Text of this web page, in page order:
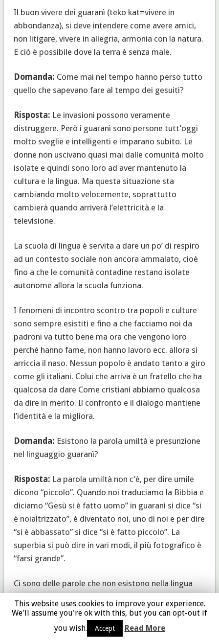
Il buon vivere dei guaranì (teko kat=vivere in
abbondanza), si deve intendere come avere amici,
non litigare, vivere in allegria, armonia con la natura.
E ciò è possibile dove la terra è senza male.
Domanda: Come mai nel tempo hanno perso tutto
quello che sapevano fare al tempo dei gesuiti?
Risposta: Le invasioni possono veramente
distruggere. Però i guaranì sono persone tutt’oggi
molto sveglie e intelligenti e imparano subito. Le
donne non uscivano quasi mai dalle comunità molto
isolate e quindi sono loro ad aver mantenuto la
cultura e la lingua. Ma questa situazione sta
cambiando molto velocemente, soprattutto
cambierà quando arriverà l’elettricità e la
televisione.
La scuola di lingua è servita a dare un po’ di respiro
ad un contesto sociale non ancora ammalato, cioè
fino a che le comunità contadine restano isolate
autonome allora la scuola funziona.
I fenomeni di incontro scontro tra popoli e culture
sono sempre esistiti e fino a che facciamo noi da
padroni va tutto bene ma ora che vengono loro
perché hanno fame, non hanno lavoro ecc. allora si
arriccia il naso. Nessun popolo è andato tanto a giro
come gli italiani. Colui che arriva è un fratello che ha
qualcosa da dare Come cristiani abbiamo qualcosa
da dire in merito. Il confronto e il dialogo mantiene
l’identità e la migliora.
Domanda: Esistono la parola umiltà e presunzione
nel linguaggio guaranì?
Risposta: La parola umiltà non c’è, per dire umile
dicono “piccolo”. Quando noi traduciamo la Bibbia e
diciamo “Gesù si è fatto uomo” in guaranì si dice “si
è noialtrizzato”, è diventato noi, uno di noi e per dire
“si è abbassato” si dice “si è fatto piccolo”. La
superbia si può dire in vari modi, il più fotografico è
“farsi grande”.
Ci sono delle parole che non esistono nella lingua
guranì: come prestare, comprare e vendere (le
hanno inventate successivamente), io ti do quello
che ho e tu mi dai quello che puoi.
This website uses cookies to improve your experience.
We'll assume you're ok with this, but you can opt-out if
you wish.
Accept Read More